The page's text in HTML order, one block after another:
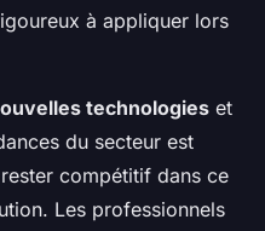
à appliquer lors
technologies et
du secteur est
compétitif dans ce
Les professionnels